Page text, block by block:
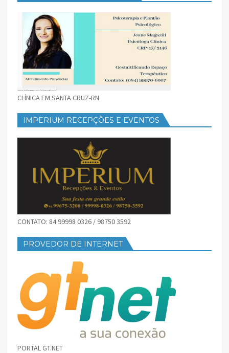
CLÍNICA EM SANTA CRUZ-RN
IMPERIUM RECEPÇÕES E EVENTOS
CONTATO: 84 99998 0326 / 98750 3592
PROVEDOR DE INTERNET
PORTAL GT.NET